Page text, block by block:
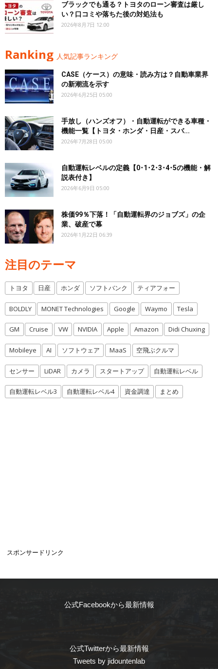
ブラックでも通る？トヨタのローン審査は厳し
い？口コミや落ちた後の対処法も
2026年8月7日 12:00
Ranking 人気記事ランキング
CASE（ケース）の意味・読み方は？自動車業界
の新潮流を示す
2026年6月25日 05:00
手放し（ハンズオフ）・自動運転ができる車種・
機能一覧【トヨタ・ホンダ・日産・スバ...
2026年7月28日 05:00
自動運転レベルの定義【0･1･2･3･4･5の機能・解
説表付き】
2026年6月9日 05:00
株価99％下落！「自動運転界のジョブズ」の企
業、破産で幕
2026年1月22日 06:39
注目のテーマ
トヨタ 日産 ホンダ ソフトバンク ティアフォー
BOLDLY MONET Technologies Google Waymo Tesla
GM Cruise VW NVIDIA Apple Amazon Didi Chuxing
Mobileye AI ソフトウェア MaaS 空飛ぶクルマ
センサー LiDAR カメラ スタートアップ 自動運転レベル
自動運転レベル3 自動運転レベル4 資金調達 まとめ
スポンサードリンク
公式Facebookから最新情報
公式Twitterから最新情報
Tweets by jidountenlab